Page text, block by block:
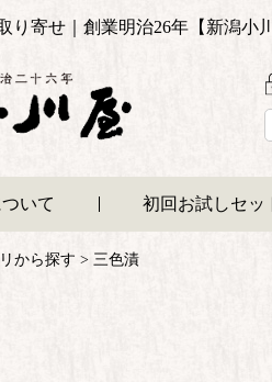
り寄せ｜創業明治26年【新潟小
いて 初回お試しセッ
から探す 三色漬